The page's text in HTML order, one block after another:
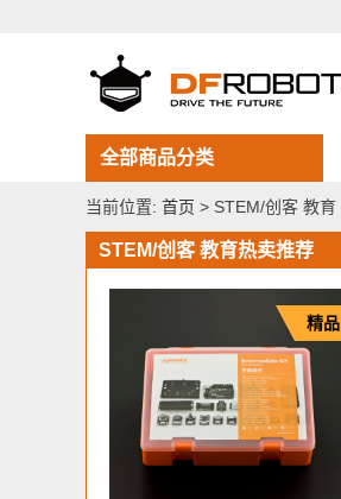
全部商品分类
当前位置: 首页 > STEM/创客 教育
STEM/创客 教育热卖推荐
精品